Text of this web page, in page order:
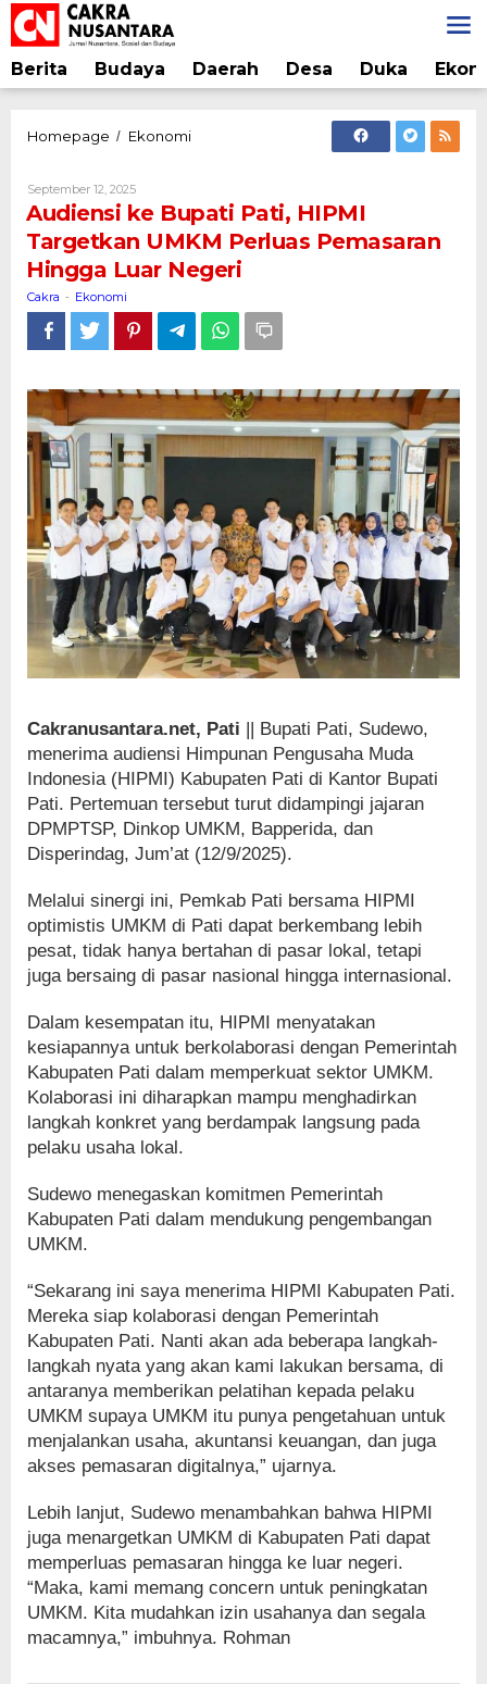
Lewati
ke
konten
Berita Budaya Daerah Desa Duka
Homepage / EkonomiAudiensi
HIPMI
Targetkan
UMKM
Perluas
Pemasaran
Hingga
Luar
September 12, 2025Oleh
Cakra
Audiensi ke Bupati Pati, HIPMI
Targetkan UMKM Perluas Pemasaran
Hingga Luar Negeri
Cakra - Ekonomi
Cakranusantara.net, Pati || Bupati Pati, Sudewo,
menerima audiensi Himpunan Pengusaha Muda
Indonesia (HIPMI) Kabupaten Pati di Kantor Bupati
Pati. Pertemuan tersebut turut didampingi jajaran
DPMPTSP, Dinkop UMKM, Bapperida, dan
Disperindag, Jum’at (12/9/2025).
Melalui sinergi ini, Pemkab Pati bersama HIPMI
optimistis UMKM di Pati dapat berkembang lebih
pesat, tidak hanya bertahan di pasar lokal, tetapi
juga bersaing di pasar nasional hingga internasional.
Dalam kesempatan itu, HIPMI menyatakan
kesiapannya untuk berkolaborasi dengan Pemerintah
Kabupaten Pati dalam memperkuat sektor UMKM.
Kolaborasi ini diharapkan mampu menghadirkan
langkah konkret yang berdampak langsung pada
pelaku usaha lokal.
Sudewo menegaskan komitmen Pemerintah
Kabupaten Pati dalam mendukung pengembangan
UMKM.
“Sekarang ini saya menerima HIPMI Kabupaten Pati.
Mereka siap kolaborasi dengan Pemerintah
Kabupaten Pati. Nanti akan ada beberapa langkah-
langkah nyata yang akan kami lakukan bersama, di
antaranya memberikan pelatihan kepada pelaku
UMKM supaya UMKM itu punya pengetahuan untuk
menjalankan usaha, akuntansi keuangan, dan juga
akses pemasaran digitalnya,” ujarnya.
Lebih lanjut, Sudewo menambahkan bahwa HIPMI
juga menargetkan UMKM di Kabupaten Pati dapat
memperluas pemasaran hingga ke luar negeri.
“Maka, kami memang concern untuk peningkatan
UMKM. Kita mudahkan izin usahanya dan segala
macamnya,” imbuhnya. Rohman